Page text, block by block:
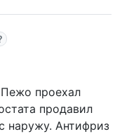
проехал
продавил
наружу. Антифриз